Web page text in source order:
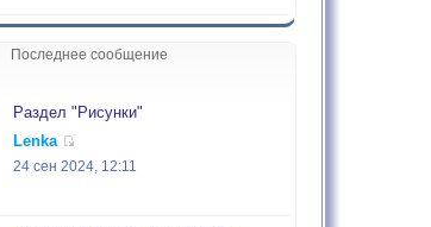
Последнее сообщение
Раздел "Рисунки"
Lenka
24 сен 2024, 12:11